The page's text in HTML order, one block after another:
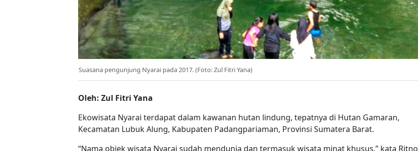
Suasana pengunjung Nyarai pada 2017. (Foto: Zul Fitri Yana)
Oleh: Zul Fitri Yana
Ekowisata Nyarai terdapat dalam kawanan hutan lindung, tepatnya di Hutan Gamaran,
Kecamatan Lubuk Alung, Kabupaten Padangpariaman, Provinsi Sumatera Barat.
“Nama objek wisata Nyarai sudah mendunia dan termasuk wisata minat khusus,” kata Ritno